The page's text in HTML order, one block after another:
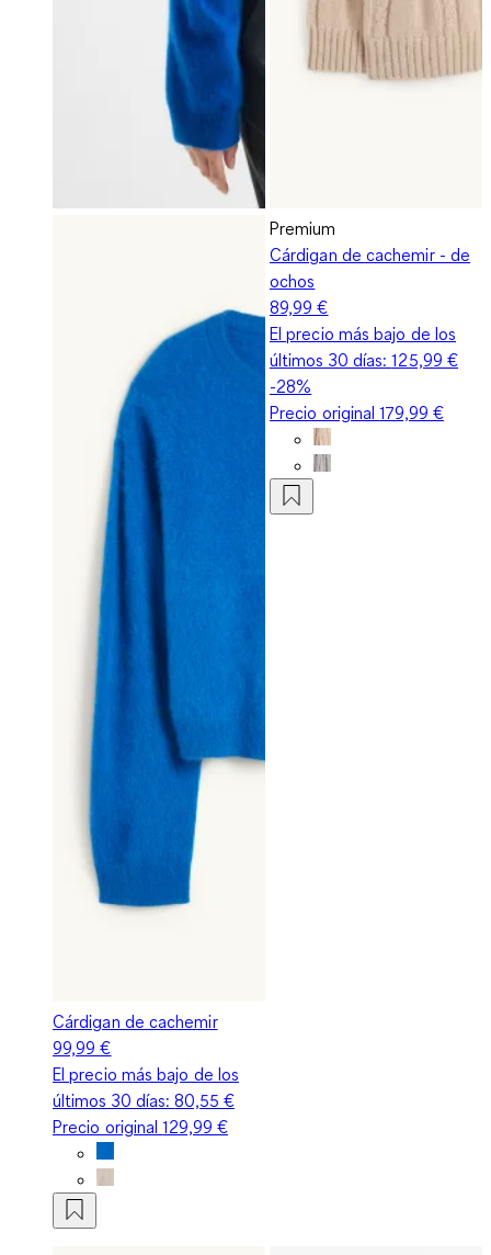
Cárdigan de cachemir
99,99 €
El precio más bajo de los
últimos 30 días:80,55 €
Precio original129,99 €
Premium
Cárdigan de cachemir - de
ochos
89,99 €
El precio más bajo de los
últimos 30 días:125,99 €
-28%
Precio original179,99 €